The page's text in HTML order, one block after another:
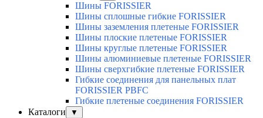
Шины FORISSIER
Шины сплошные гибкие FORISSIER
Шины заземления плетеные FORISSIER
Шины плоские плетеные FORISSIER
Шины круглые плетеные FORISSIER
Шины алюминиевые плетеные FORISSIER
Шины сверхгибкие плетеные FORISSIER
Гибкие соединения для панельных плат
FORISSIER PBFC
Гибкие плетеные соединения FORISSIER
Каталоги
▼